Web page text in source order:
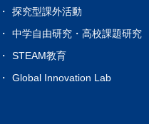
探究型課外活動
中学自由研究・高校課題研究
STEAM教育
Global Innovation Lab